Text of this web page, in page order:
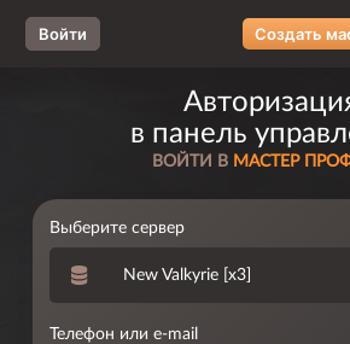
Loading...
Войти Создать
в панель
ВОЙТИ В МАСТЕР
Выберите сервер
New Valkyrie [x3]
Телефон или e-mail